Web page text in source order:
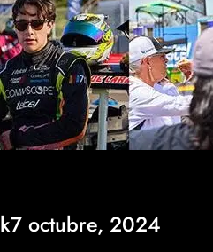
7 octubre, 2024